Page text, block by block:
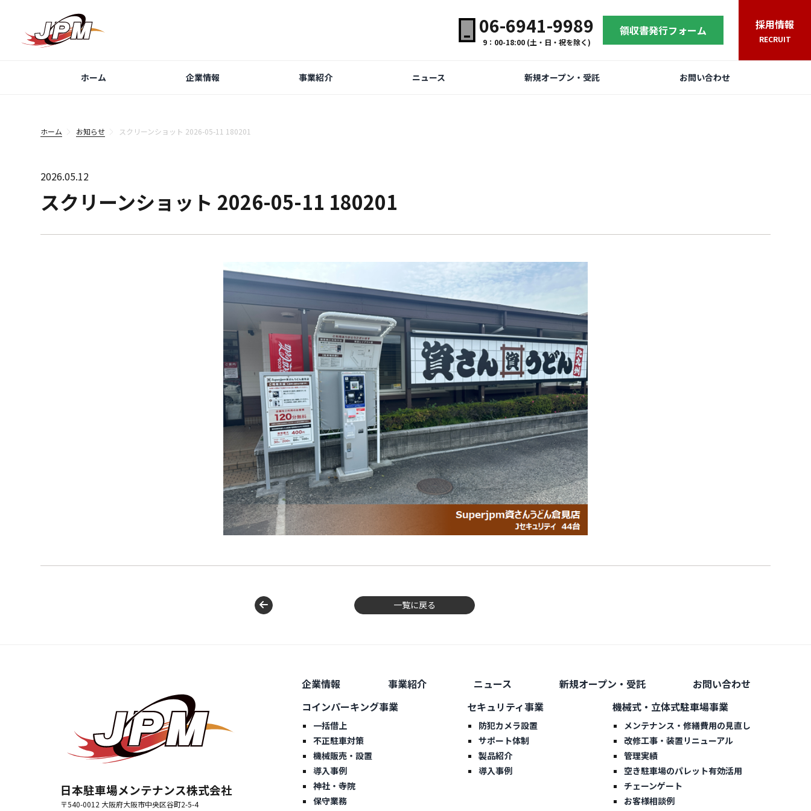
06-6941-9989
9：00-18:00 (土・日・祝を除く)
領収書発行フォーム 採用情報
RECRUIT
ホーム 企業情報 事業紹介 ニュース 新規オープン・受託 お問い合わせ
ホーム お知らせ スクリーンショット 2026-05-11 180201
2026.05.12
スクリーンショット 2026-05-11 180201
一覧に戻る
日本駐車場メンテナンス株式会社
〒540-0012 大阪府大阪市中央区谷町2-5-4
企業情報 事業紹介 ニュース 新規オープン・受託
お問い合わせ
コインパーキング事業
一括借上
不正駐車対策
機械販売・設置
導入事例
神社・寺院
保守業務
セキュリティ事業
防犯カメラ設置
サポート体制
製品紹介
導入事例
機械式・立体式駐車場事業
メンテナンス・修繕費用の見直し
改修工事・装置リニューアル
管理実績
空き駐車場のパレット有効活用
チェーンゲート
お客様相談例